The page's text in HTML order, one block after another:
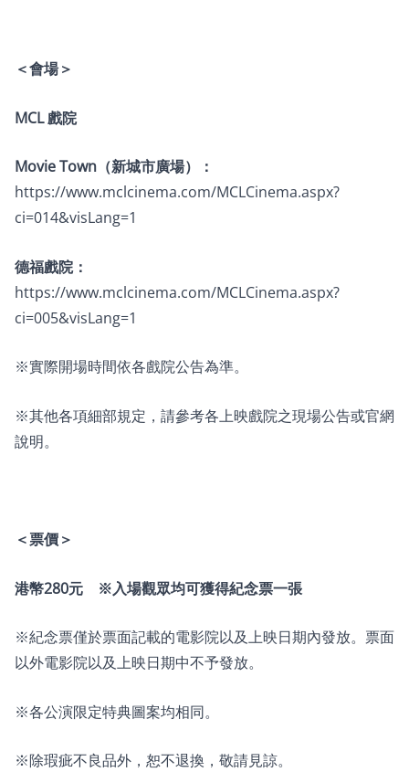
＜會場＞
MCL 戲院
Movie Town（新城市廣場）：
https://www.mclcinema.com/MCLCinema.aspx?
ci=014&visLang=1
德福戲院：
https://www.mclcinema.com/MCLCinema.aspx?
ci=005&visLang=1
※實際開場時間依各戲院公告為準。
※其他各項細部規定，請參考各上映戲院之現場公告或官網
說明。
＜票價＞
港幣280元 ※入場觀眾均可獲得紀念票一張
※紀念票僅於票面記載的電影院以及上映日期內發放。票面
以外電影院以及上映日期中不予發放。
※各公演限定特典圖案均相同。
※除瑕疵不良品外，恕不退換，敬請見諒。